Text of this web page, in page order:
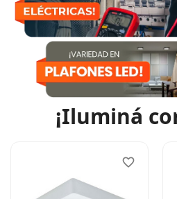
¡Iluminá
favorite_border